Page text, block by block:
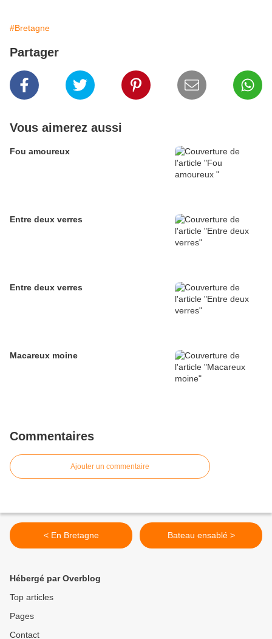
#Bretagne
Partager
Vous aimerez aussi
Fou amoureux
Entre deux verres
Entre deux verres
Macareux moine
Commentaires
Ajouter un commentaire
< En Bretagne Bateau ensablé >
Hébergé par Overblog
Top articles
Pages
Contact